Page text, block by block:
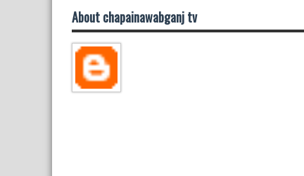
About chapainawabganj tv